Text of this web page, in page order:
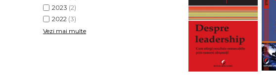
2023 (2)
2022 (3)
Vezi mai multe